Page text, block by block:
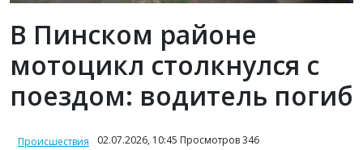
В Пинском районе
мотоцикл столкнулся с
поездом: водитель погиб
Происшествия 02.07.2026, 10:45 Просмотров 346